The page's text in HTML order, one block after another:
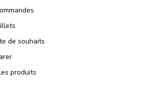
de souhaits
produits